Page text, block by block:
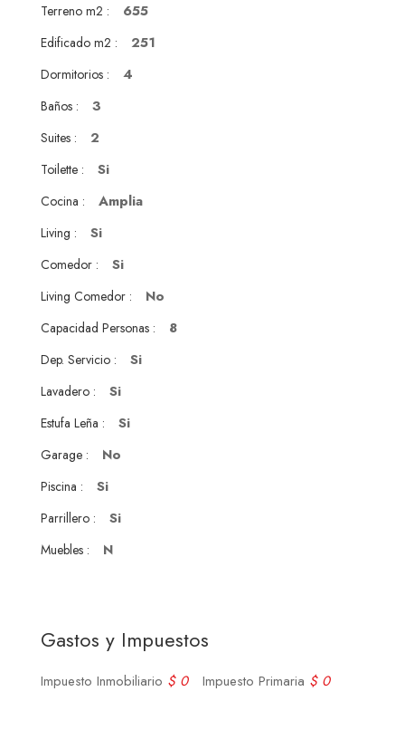
Terreno m2 : 655
Edificado m2 : 251
Dormitorios : 4
Baños : 3
Suites : 2
Toilette : Si
Cocina : Amplia
Living : Si
Comedor : Si
Living Comedor : No
Capacidad Personas : 8
Dep. Servicio : Si
Lavadero : Si
Estufa Leña : Si
Garage : No
Piscina : Si
Parrillero : Si
Muebles : N
Gastos y Impuestos
Impuesto Inmobiliario $ 0 Impuesto Primaria $ 0